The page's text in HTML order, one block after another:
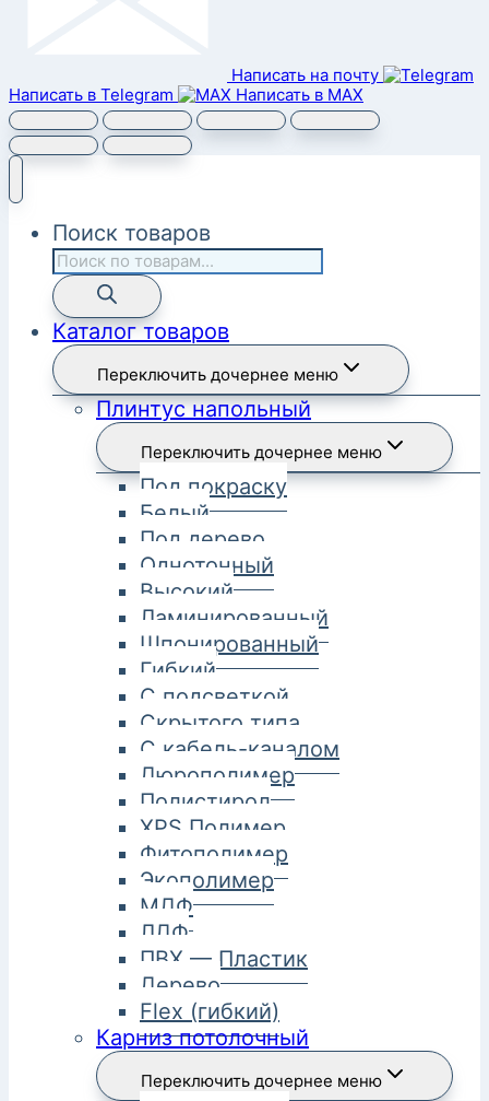
Написать на почту
Написать в Telegram
Написать в MAX
Поиск товаров
Каталог товаров
Переключить дочернее меню
Плинтус напольный
Переключить дочернее меню
Под покраску
Белый
Под дерево
Однотонный
Высокий
Ламинированный
Шпонированный
Гибкий
С подсветкой
Скрытого типа
С кабель-каналом
Дюрополимер
Полистирол
XPS Полимер
Фитополимер
Экополимер
МДФ
ЛДФ
ПВХ — Пластик
Дерево
Flex (гибкий)
Карниз потолочный
Переключить дочернее меню